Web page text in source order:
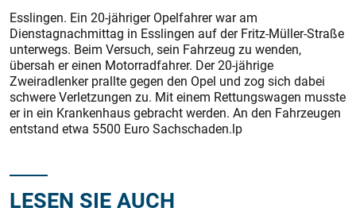
Esslingen. Ein 20-jähriger Opelfahrer war am
Dienstagnachmittag in Esslingen auf der Fritz-Müller-Straße
unterwegs. Beim Versuch, sein Fahrzeug zu wenden,
übersah er einen Motorradfahrer. Der 20-jährige
Zweiradlenker prallte gegen den Opel und zog sich dabei
schwere Verletzungen zu. Mit einem Rettungswagen musste
er in ein Krankenhaus gebracht werden. An den Fahrzeugen
entstand etwa 5500 Euro Sachschaden.lp
LESEN SIE AUCH